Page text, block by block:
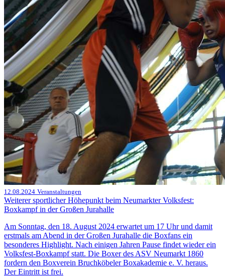
12.08.2024 Veranstaltungen
Weiterer sportlicher Höhepunkt beim Neumarkter Volksfest:
Boxkampf in der Großen Jurahalle
Am Sonntag, den 18. August 2024 erwartet um 17 Uhr und damit
erstmals am Abend in der Großen Jurahalle die Boxfans ein
besonderes Highlight. Nach einigen Jahren Pause findet wieder ein
Volksfest-Boxkampf statt. Die Boxer des ASV Neumarkt 1860
fordern den Boxverein Bruchköbeler Boxakademie e. V. heraus.
Der Eintritt ist frei.